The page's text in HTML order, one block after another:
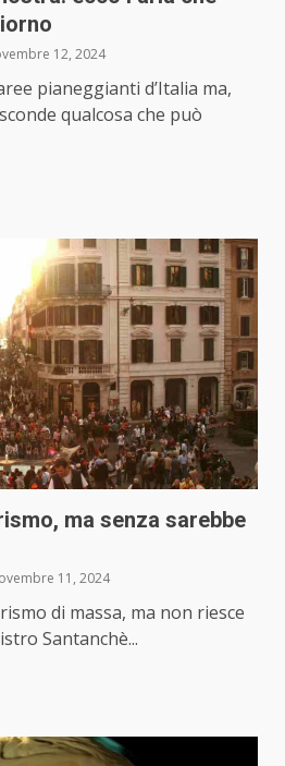
12, 2024
pianeggianti d’Italia ma,
qualcosa che può
ma senza sarebbe
11, 2024
di massa, ma non riesce
Santanchè...